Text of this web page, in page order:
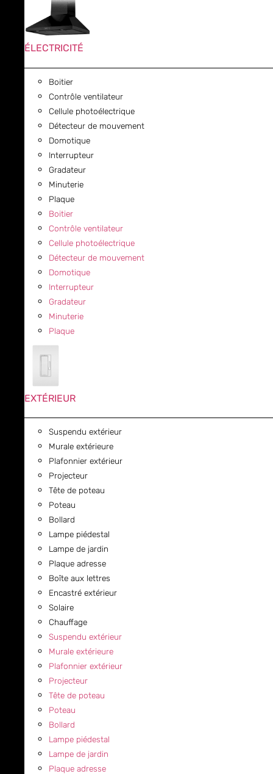
ÉLECTRICITÉ
Boitier
Contrôle ventilateur
Cellule photoélectrique
Détecteur de mouvement
Domotique
Interrupteur
Gradateur
Minuterie
Plaque
Boitier
Contrôle ventilateur
Cellule photoélectrique
Détecteur de mouvement
Domotique
Interrupteur
Gradateur
Minuterie
Plaque
EXTÉRIEUR
Suspendu extérieur
Murale extérieure
Plafonnier extérieur
Projecteur
Tête de poteau
Poteau
Bollard
Lampe piédestal
Lampe de jardin
Plaque adresse
Boîte aux lettres
Encastré extérieur
Solaire
Chauffage
Suspendu extérieur
Murale extérieure
Plafonnier extérieur
Projecteur
Tête de poteau
Poteau
Bollard
Lampe piédestal
Lampe de jardin
Plaque adresse